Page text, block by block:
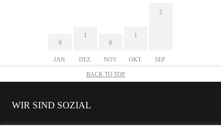
0
JAN.
1
DEZ.
0
NOV.
1
OKT.
2
SEP.
BACK TO TOP
WIR SIND SOZIAL